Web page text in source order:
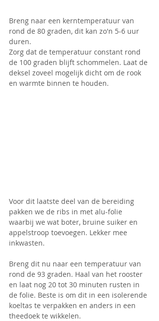
Breng naar een kerntemperatuur van
rond de 80 graden, dit kan zo'n 5-6 uur
duren.
Zorg dat de temperatuur constant rond
de 100 graden blijft schommelen. Laat de
deksel zoveel mogelijk dicht om de rook
en warmte binnen te houden.
Voor dit laatste deel van de bereiding
pakken we de ribs in met alu-folie
waarbij we wat boter, bruine suiker en
appelstroop toevoegen. Lekker mee
inkwasten.
Breng dit nu naar een temperatuur van
rond de 93 graden. Haal van het rooster
en laat nog 20 tot 30 minuten rusten in
de folie. Beste is om dit in een isolerende
koeltas te verpakken en anders in een
theedoek te wikkelen.